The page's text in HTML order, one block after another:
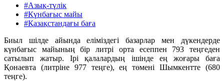
#Азық-түлік
#Күнбағыс майы
#Қазақстандағы баға
Биыл шілде айында еліміздегі базарлар мен дүкендерде
күнбағыс майының бір литрі орта есеппен 793 теңгеден
сатылып жатыр. Ірі қалалардың ішінде ең жоғары баға
Қонаевта (литріне 977 теңге), ең төмені Шымкентте (680
теңге).